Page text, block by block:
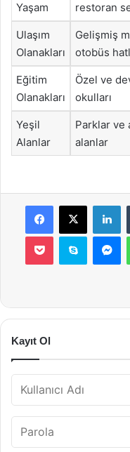
Yaşam
restoran
Ulaşım
Olanakları
Gelişmiş
otobüs
Eğitim
Olanakları
Özel ve
okulları
Yeşil
Alanlar
Parklar ve
alanlar
Facebook
X
Pocket Skype
Kayıt Ol